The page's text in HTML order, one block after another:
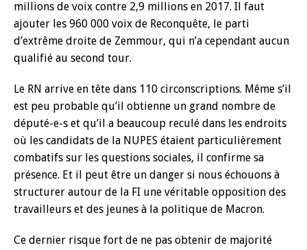
millions de voix contre 2,9 millions en 2017. Il faut
ajouter les 960 000 voix de Reconquête, le parti
d’extrême droite de Zemmour, qui n’a cependant aucun
qualifié au second tour.
Le RN arrive en tête dans 110 circonscriptions. Même s’il
est peu probable qu’il obtienne un grand nombre de
député-e-s et qu’il a beaucoup reculé dans les endroits
où les candidats de la NUPES étaient particulièrement
combatifs sur les questions sociales, il confirme sa
présence. Et il peut être un danger si nous échouons à
structurer autour de la FI une véritable opposition des
travailleurs et des jeunes à la politique de Macron.
Ce dernier risque fort de ne pas obtenir de majorité